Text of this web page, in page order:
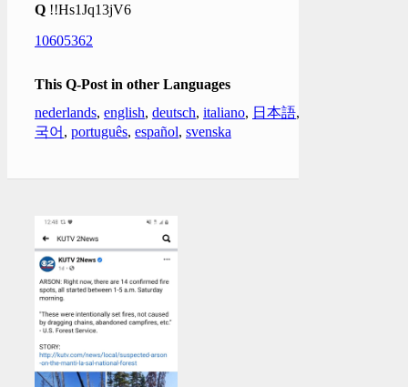
Q !!Hs1Jq13jV6
10605362
This Q-Post in other Languages
nederlands, english, deutsch, italiano, 日本語,
국어 , português, español, svenska